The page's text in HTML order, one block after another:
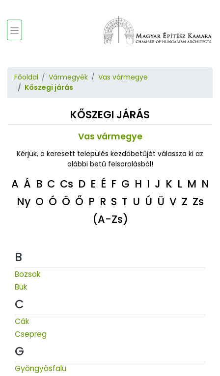
Főoldal Vármegyék
Vas vármegye
Kőszegi járás
KŐSZEGI JÁRÁS
Vas vármegye
Kérjük, a keresett település kezdőbetűjét válassza ki az
alábbi betű felsorolásból!
A Á B C Cs D E É F G H I J K L M N
Ny O Ó Ö Ő P R S T U Ú Ü V Z Zs
(A-Zs)
B
Bozsok
Bük
C
Cák
Csepreg
G
Gyöngyösfalu